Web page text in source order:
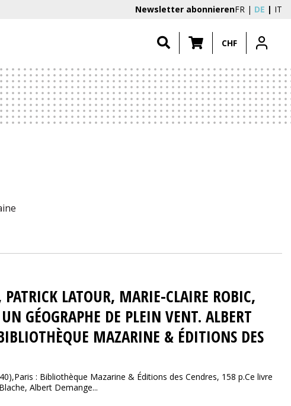
Newsletter abonnierenFR DE IT
CHF
LATOUR, MARIE-CLAIRE ROBIC,
GÉOGRAPHE DE PLEIN VENT. ALBERT
MAZARINE & ÉDITIONS DES
: Bibliothèque Mazarine & Éditions des Cendres, 158 p.Ce livre
Albert Demange...